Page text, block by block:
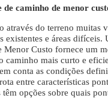
caminho de menor
do terreno muitas
existentes e áreas difíceis.
Menor Custo fornece um
caminho mais curto e
conta as condições
entre características
opções sobre quais